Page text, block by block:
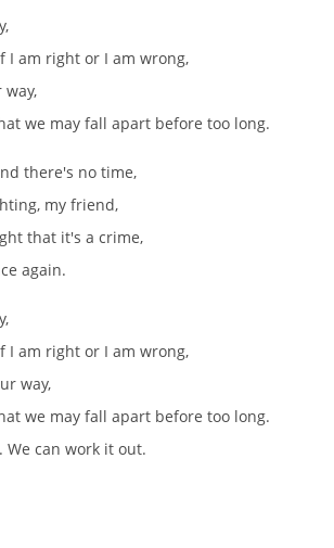
RARITY
RARITY II
I
II
III
IV
V
I am right or I am wrong,
way,
we may fall apart before too long.
there's no time,
my friend,
that it's a crime,
again.
I am right or I am wrong,
way,
we may fall apart before too long.
We can work it out.